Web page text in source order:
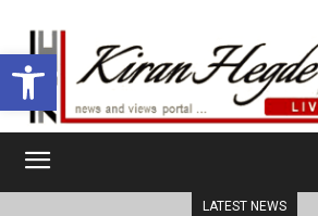
Open toolbar
LATEST NEWS